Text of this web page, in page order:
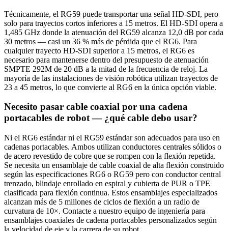
Técnicamente, el RG59 puede transportar una señal HD-SDI, pero
solo para trayectos cortos inferiores a 15 metros. El HD-SDI opera a
1,485 GHz donde la atenuación del RG59 alcanza 12,0 dB por cada
30 metros — casi un 36 % más de pérdida que el RG6. Para
cualquier trayecto HD-SDI superior a 15 metros, el RG6 es
necesario para mantenerse dentro del presupuesto de atenuación
SMPTE 292M de 20 dB a la mitad de la frecuencia de reloj. La
mayoría de las instalaciones de visión robótica utilizan trayectos de
23 a 45 metros, lo que convierte al RG6 en la única opción viable.
Necesito pasar cable coaxial por una cadena
portacables de robot — ¿qué cable debo usar?
Ni el RG6 estándar ni el RG59 estándar son adecuados para uso en
cadenas portacables. Ambos utilizan conductores centrales sólidos o
de acero revestido de cobre que se rompen con la flexión repetida.
Se necesita un ensamblaje de cable coaxial de alta flexión construido
según las especificaciones RG6 o RG59 pero con conductor central
trenzado, blindaje enrollado en espiral y cubierta de PUR o TPE
clasificada para flexión continua. Estos ensamblajes especializados
alcanzan más de 5 millones de ciclos de flexión a un radio de
curvatura de 10×. Contacte a nuestro equipo de ingeniería para
ensamblajes coaxiales de cadena portacables personalizados según